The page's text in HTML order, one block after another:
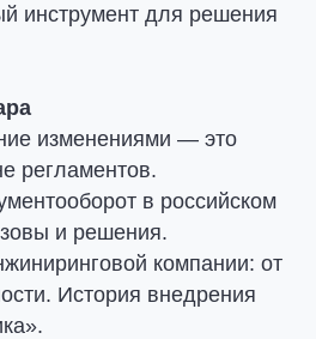
инструмент для решения
изменениями — это
регламентов.
в российском
и решения.
компании: от
История внедрения